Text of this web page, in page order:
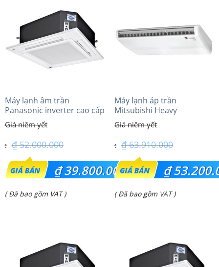
₫ 9.000.000.
₫ 76.200.000.
Máy lạnh âm trần
Panasonic inverter cao cấp
(5.0Hp) S-3448PU3HA/U-
43PRH1H8 – 3 Pha
₫52.000.000
Giá
gốc
là:
₫39.800.000
Giá
₫ 39.800.000.
( Đã bao gồm VAT )
Máy lạnh áp trần
Mitsubishi Heavy
FDE125VG (5.0Hp) Cao cấp
– 1 Pha
₫63.910.000
Giá
gốc
là:
₫
Giá
₫ 53.200.000.
( Đã bao gồm VAT )